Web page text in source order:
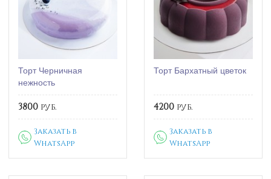
Торт Черничная
нежность
3800 руб.
Заказать в
WhatsApp
Торт Бархатный цветок
4200 руб.
Заказать в
WhatsApp